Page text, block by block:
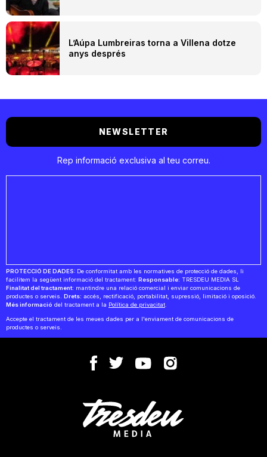
L’Aúpa Lumbreiras torna a Villena dotze
anys després
NEWSLETTER
Rep informació exclusiva al teu correu.
PROTECCIÓ DE DADES: De conformitat amb les normatives de protecció de dades, li
facilitem la següent informació del tractament: Responsable: TRESDEU MEDIA SL
Finalitat del tractament: mantindre una relació comercial i enviar comunicacions de
productes o serveis. Drets: accés, rectificació, portabilitat, supressió, limitació i oposició.
Més informació del tractament a la Política de privacitat.
Accepte el tractament de les meues dades per a l'enviament de comunicacions de
productes o serveis.